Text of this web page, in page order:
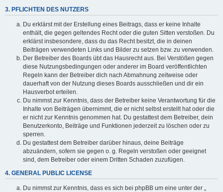
3. PFLICHTEN DES NUTZERS
Du erklärst mit der Erstellung eines Beitrags, dass er keine Inhalte
enthält, die gegen geltendes Recht oder die guten Sitten verstoßen. Du
erklärst insbesondere, dass du das Recht besitzt, die in deinen
Beiträgen verwendeten Links und Bilder zu setzen bzw. zu verwenden.
Der Betreiber des Boards übt das Hausrecht aus. Bei Verstößen gegen
diese Nutzungsbedingungen oder anderer im Board veröffentlichten
Regeln kann der Betreiber dich nach Abmahnung zeitweise oder
dauerhaft von der Nutzung dieses Boards ausschließen und dir ein
Hausverbot erteilen.
Du nimmst zur Kenntnis, dass der Betreiber keine Verantwortung für die
Inhalte von Beiträgen übernimmt, die er nicht selbst erstellt hat oder die
er nicht zur Kenntnis genommen hat. Du gestattest dem Betreiber, dein
Benutzerkonto, Beiträge und Funktionen jederzeit zu löschen oder zu
sperren.
Du gestattest dem Betreiber darüber hinaus, deine Beiträge
abzuändern, sofern sie gegen o. g. Regeln verstoßen oder geeignet
sind, dem Betreiber oder einem Dritten Schaden zuzufügen.
4. GENERAL PUBLIC LICENSE
Du nimmst zur Kenntnis, dass es sich bei phpBB um eine unter der „